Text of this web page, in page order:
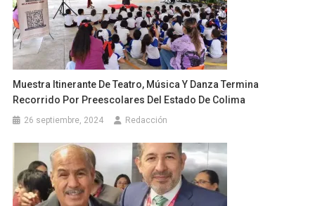
Muestra Itinerante De Teatro, Música Y Danza Termina
Recorrido Por Preescolares Del Estado De Colima
26 septiembre, 2024 Redacción